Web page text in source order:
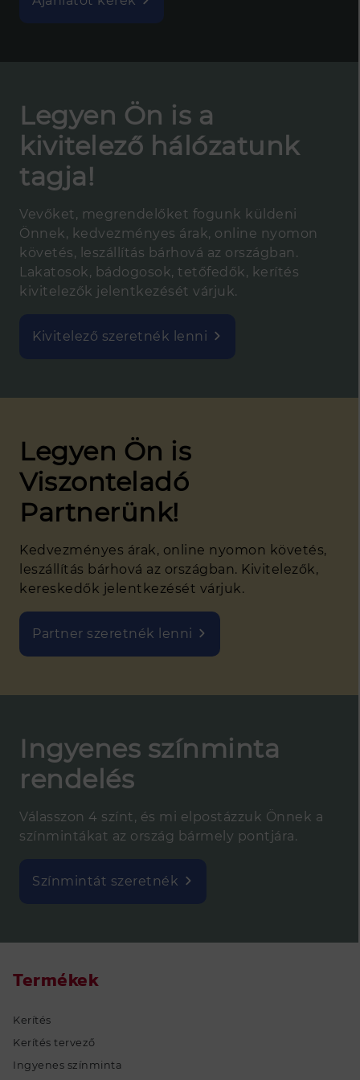
Legyen Ön is a
kivitelező hálózatunk
tagja!
Vevőket, megrendelőket fogunk küldeni
Önnek, kedvezményes árak, online nyomon
követés, leszállítás bárhová az országban.
Lakatosok, bádogosok, tetőfedők, kerítés
kivitelezők jelentkezését várjuk.
Kivitelező szeretnék lenni
Legyen Ön is
Viszonteladó
Partnerünk!
Kedvezményes árak, online nyomon követés,
leszállítás bárhová az országban. Kivitelezők,
kereskedők jelentkezését várjuk.
Partner szeretnék lenni
Ingyenes színminta
rendelés
Válasszon 4 színt, és mi elpostázzuk Önnek a
színmintákat az ország bármely pontjára.
Színmintát szeretnék
Termékek
Kerítés
Kerítés tervező
Ingyenes színminta